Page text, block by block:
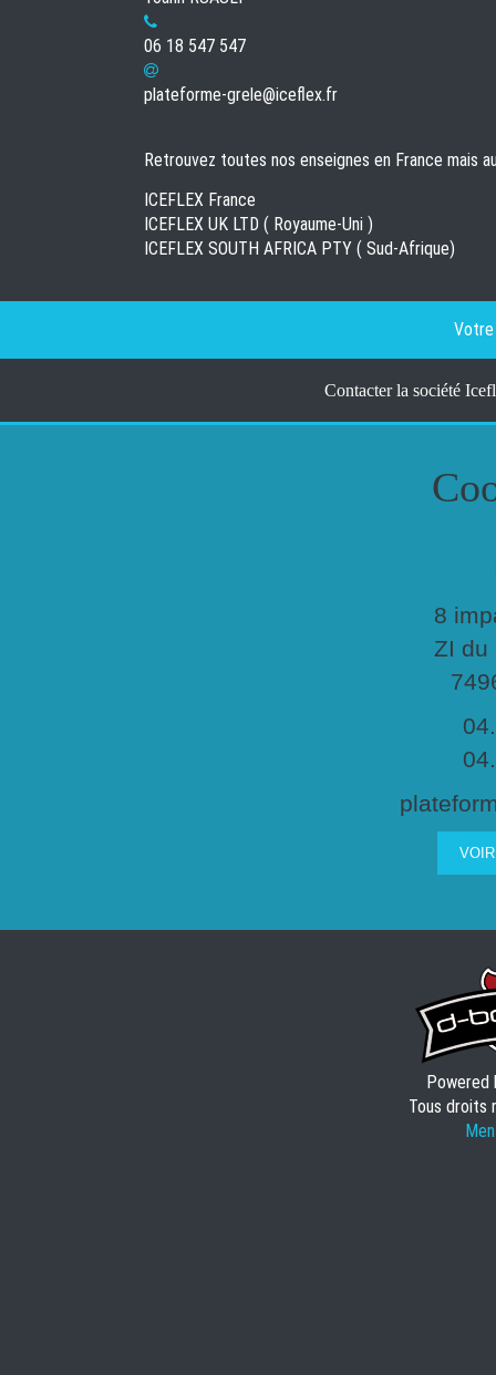
06 18 547 547
plateforme-grele@iceflex.fr
Retrouvez toutes nos enseignes en France mais
ICEFLEX France
ICEFLEX UK LTD ( Royaume-Uni )
ICEFLEX SOUTH AFRICA PTY ( Sud-Afrique)
Votre
Contacter la société
8
ZI du
Powered
Tous droits